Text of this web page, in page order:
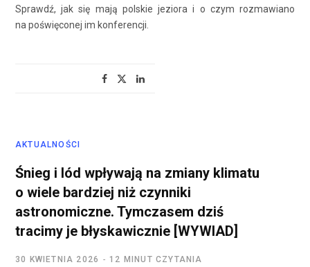
Sprawdź, jak się mają polskie jeziora i o czym rozmawiano
na poświęconej im konferencji.
AKTUALNOŚCI
Śnieg i lód wpływają na zmiany klimatu
o wiele bardziej niż czynniki
astronomiczne. Tymczasem dziś
tracimy je błyskawicznie [WYWIAD]
30 KWIETNIA 2026 12 MINUT CZYTANIA